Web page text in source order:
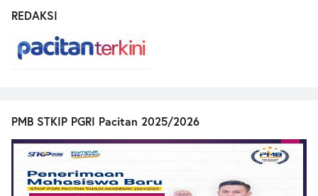
REDAKSI
PMB STKIP PGRI Pacitan 2025/2026